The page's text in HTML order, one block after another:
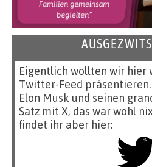
Eigentlich wollten wir hier
Twitter-Feed
Elon Musk und seinen
Satz mit X, das war wohl
findet ihr aber hier: